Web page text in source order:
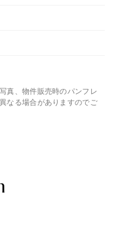
真、物件販売時のパンフレ
なる場合がありますのでご